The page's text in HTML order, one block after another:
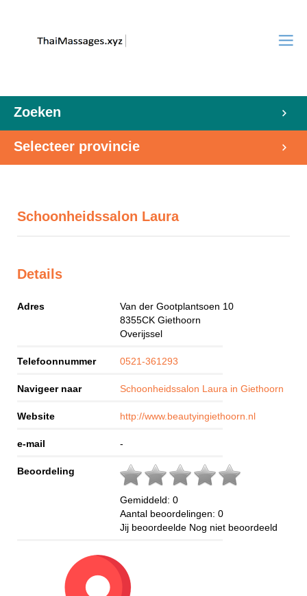
Zoeken
Selecteer provincie
Schoonheidssalon Laura
Details
Adres
Van der Gootplantsoen 10
8355CK Giethoorn
Overijssel
Telefoonnummer 0521-361293
Navigeer naar Schoonheidssalon Laura in Giethoorn
Website http://www.beautyingiethoorn.nl
e-mail -
Beoordeling
Gemiddeld: 0
Aantal beoordelingen: 0
Jij beoordeelde Nog niet beoordeeld